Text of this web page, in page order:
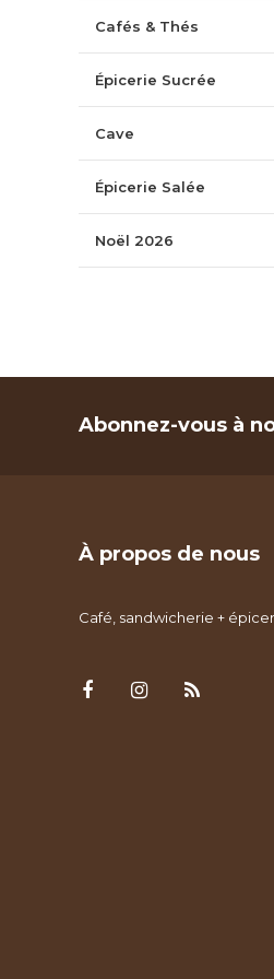
Cafés & Thés
Épicerie Sucrée
Cave
Épicerie Salée
Noël 2026
Abonnez-vous à
À propos de nous
Café, sandwicherie +